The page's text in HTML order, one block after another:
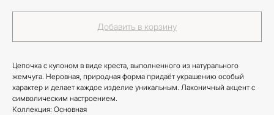
Добавить в корзину
Цепочка с кулоном в виде креста, выполненного из натурального
жемчуга. Неровная, природная форма придаёт украшению особый
характер и делает каждое изделие уникальным. Лаконичный акцент с
символическим настроением.
Коллекция: Основная